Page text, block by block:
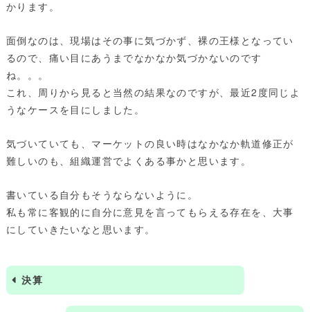
かります。
面倒なのは、現場はその事に気づかず、裸の王様となってい
るので、痛い目にあうまでなかなか気づかないのです
ね。。。
これ、周りから見ると当然の結果なのですが、最近2度同じよ
うなケースを目にしました。
気づいていても、マーケットの良い時はなかなか軌道修正が
難しいのも、組織運営でよくある事かと思います。
書いている自分もそうならないように。
私も常に客観的に自分に意見を言ってもらえる存在を、大事
にしていきたいなと思います。
決算